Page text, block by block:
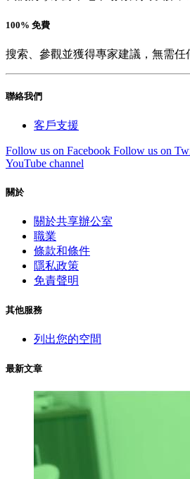
100% 免費
搜索、參觀並獲得專家建議，無需任
聯絡我們
客戶支援
Follow us on Facebook Follow us on
YouTube channel
關於
關於共享辦公室
職業
條款和條件
隱私政策
免責聲明
其他服務
列出您的空間
最新文章